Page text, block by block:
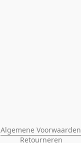
Algemene Voorwaarden
Retourneren